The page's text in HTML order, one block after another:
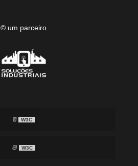
© um parceiro
W3C
W3C